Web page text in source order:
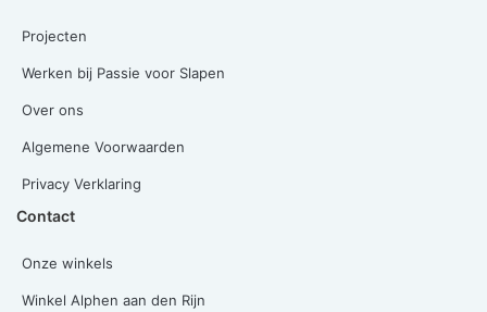
Projecten
Werken bij Passie voor Slapen
Over ons
Algemene Voorwaarden
Privacy Verklaring
Contact
Onze winkels
Winkel Alphen aan den Rijn